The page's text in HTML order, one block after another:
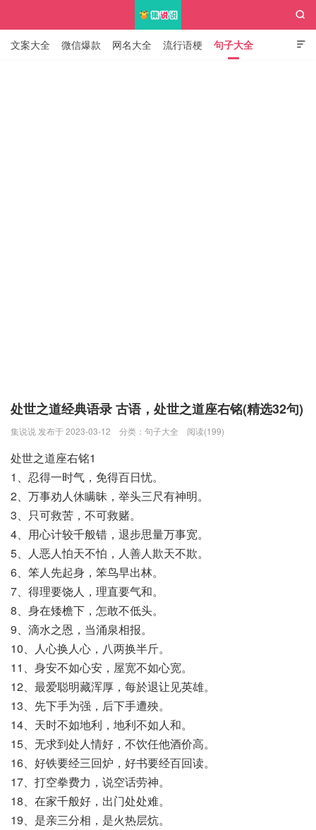

文案大全 微信爆款 网名大全 流行语梗 句子大全

处世之道经典语录 古语，处世之道座右铭(精选32句)
集说说 发布于 2023-03-12 分类： 句子大全 阅读(199)
处世之道座右铭1
1、忍得一时气，免得百日忧。
2、万事劝人休瞒昧，举头三尺有神明。
3、只可救苦，不可救赌。
4、用心计较千般错，退步思量万事宽。
5、人恶人怕天不怕，人善人欺天不欺。
6、笨人先起身，笨鸟早出林。
7、得理要饶人，理直要气和。
8、身在矮檐下，怎敢不低头。
9、滴水之恩，当涌泉相报。
10、人心换人心，八两换半斤。
11、身安不如心安，屋宽不如心宽。
12、最爱聪明藏浑厚，每於退让见英雄。
13、先下手为强，后下手遭殃。
14、天时不如地利，地利不如人和。
15、无求到处人情好，不饮任他酒价高。
16、好铁要经三回炉，好书要经百回读。
17、打空拳费力，说空话劳神。
18、在家千般好，出门处处难。
19、是亲三分相，是火热层炕。